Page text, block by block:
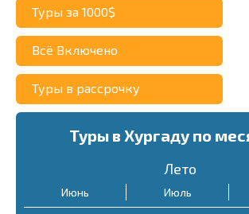
Туры за 1000$
Всё Включено
Туры в рассрочку
Туры в Хургаду по
Лето
Июнь Июль